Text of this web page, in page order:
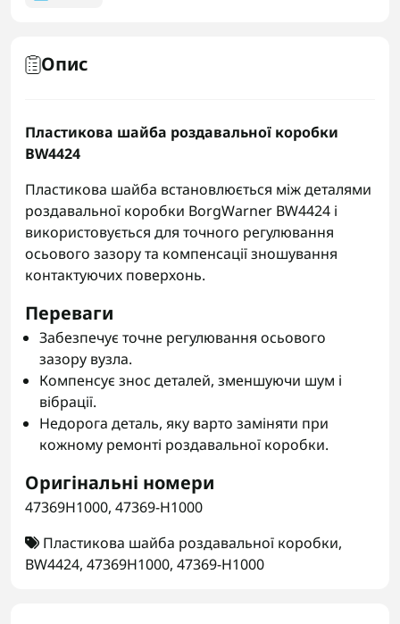
Опис
Пластикова шайба роздавальної коробки
BW4424
Пластикова шайба встановлюється між деталями
роздавальної коробки BorgWarner BW4424 і
використовується для точного регулювання
осьового зазору та компенсації зношування
контактуючих поверхонь.
Переваги
Забезпечує точне регулювання осьового
зазору вузла.
Компенсує знос деталей, зменшуючи шум і
вібрації.
Недорога деталь, яку варто заміняти при
кожному ремонті роздавальної коробки.
Оригінальні номери
47369H1000, 47369-H1000
Пластикова шайба роздавальної коробки,
BW4424, 47369H1000, 47369-H1000